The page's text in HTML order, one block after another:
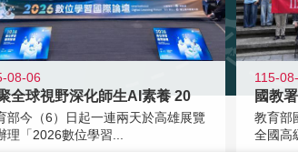
08-06
全球視野深化師生AI素養 20
部今（6）日起一連兩天於高雄展覽
理「2026數位學習...
115-
教育部
全國高